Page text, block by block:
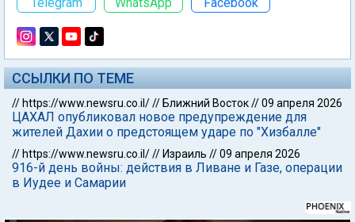
ССЫЛКИ ПО ТЕМЕ
// https://www.newsru.co.il/// Ближний Восток//09 апреля 2026
ЦАХАЛ опубликовал новое предупреждение для
жителей Дахии о предстоящем ударе по "Хизбалле"
// https://www.newsru.co.il/// Израиль //09 апреля 2026
916-й день войны: действия в Ливане и Газе, операции
в Иудее и Самарии